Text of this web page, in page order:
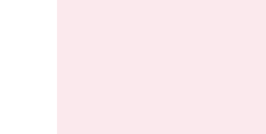
Ob beruflich oder